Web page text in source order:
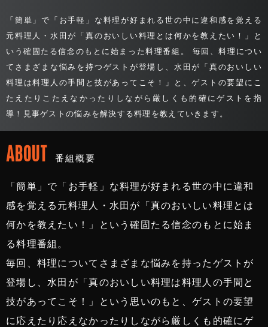
「簡単」で「お手軽」な料理が好まれる世の中に違和感を覚える
元料理人・水田が「真のおいしい料理とは何かを教えたい！」と
いう確固たる信念のもとに始まった料理番組。 毎回、料理につい
てさまざまな悩みを持つゲストが登場し、水田が「真のおいしい
料理は料理人の手間と技があってこそ！」と、ゲストの要望にこ
たえたりこたえなかったりしながら厳しくも的確にゲストを指
導！見事ゲストの悩みを解決する料理を教えていきます。
ABOUT 番組概要
「簡単」で「お手軽」な料理が好まれる世の中に違和
感を覚える元料理人・水田が「真のおいしい料理とは
何かを教えたい！」という確固たる信念のもとに始ま
る料理番組。
毎回、料理についてさまざまな悩みを持ったゲストが
登場し、水田が「真のおいしい料理は料理人の手間と
技があってこそ！」という思いのもと、ゲストの要望
に応えたり応えなかったりしながら厳しくも的確にゲ